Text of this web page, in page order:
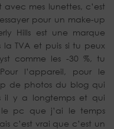
mes lunettes, c’est
pour un make-up
Hills est une marque
TVA et puis si tu peux
comme les -30 %, tu
l’appareil, pour le
de photos du blog qui
il y a longtemps et qui
pc que j’ai le temps
c’est vrai que c’est un